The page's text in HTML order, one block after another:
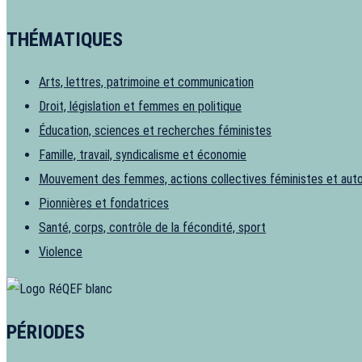
THÉMATIQUES
Arts, lettres, patrimoine et communication
Droit, législation et femmes en politique
Éducation, sciences et recherches féministes
Famille, travail, syndicalisme et économie
Mouvement des femmes, actions collectives féministes et
Pionnières et fondatrices
Santé, corps, contrôle de la fécondité, sport
Violence
PÉRIODES